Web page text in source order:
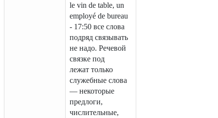
le vin de table, un
employé de bureau
- 17:50 все слова
подряд связывать
не надо. Речевой
связке под
лежат только
служебные слова
— некоторые
предлоги,
числительные,